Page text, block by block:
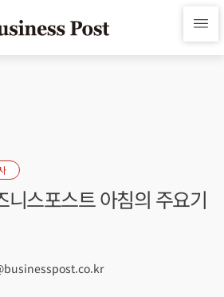
니스포스트 아침의 주요기